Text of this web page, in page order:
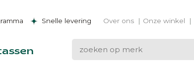
Snelle levering Over ons Onze winkel